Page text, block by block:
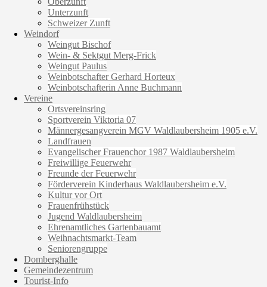
Unterzunft
Schweizer Zunft
Weindorf
Weingut Bischof
Wein- & Sektgut Merg-Frick
Weingut Paulus
Weinbotschafter Gerhard Horteux
Weinbotschafterin Anne Buchmann
Vereine
Ortsvereinsring
Sportverein Viktoria 07
Männergesangverein MGV Waldlaubersheim 1905 e.V.
Landfrauen
Evangelischer Frauenchor 1987 Waldlaubersheim
Freiwillige Feuerwehr
Freunde der Feuerwehr
Förderverein Kinderhaus Waldlaubersheim e.V.
Kultur vor Ort
Frauenfrühstück
Jugend Waldlaubersheim
Ehrenamtliches Gartenbauamt
Weihnachtsmarkt-Team
Seniorengruppe
Domberghalle
Gemeindezentrum
Tourist-Info